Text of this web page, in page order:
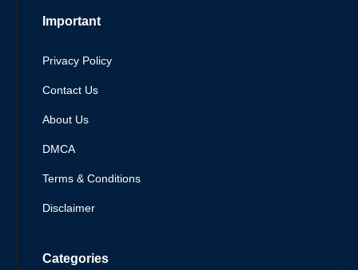
Important
Privacy Policy
Contact Us
About Us
DMCA
Terms & Conditions
Disclaimer
Categories